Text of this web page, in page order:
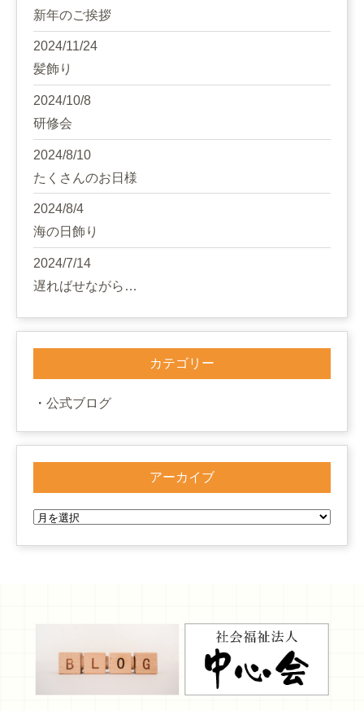
新年のご挨拶
2024/11/24
髪飾り
2024/10/8
研修会
2024/8/10
たくさんのお日様
2024/8/4
海の日飾り
2024/7/14
遅ればせながら…
カテゴリー
公式ブログ
アーカイブ